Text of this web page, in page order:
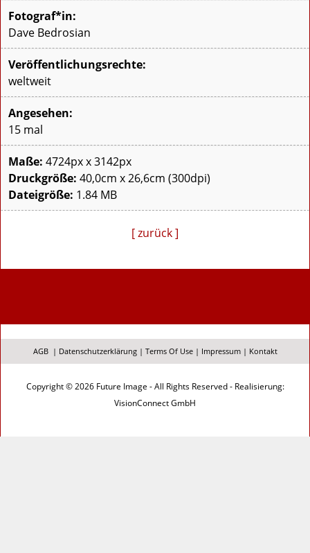
Fotograf*in:
Dave Bedrosian
Veröffentlichungsrechte:
weltweit
Angesehen:
15 mal
Maße: 4724px x 3142px
Druckgröße: 40,0cm x 26,6cm (300dpi)
Dateigröße: 1.84 MB
[ zurück ]
AGB | Datenschutzerklärung| Terms Of Use| Impressum| Kontakt
Copyright © 2026 Future Image - All Rights Reserved - Realisierung:
VisionConnect GmbH